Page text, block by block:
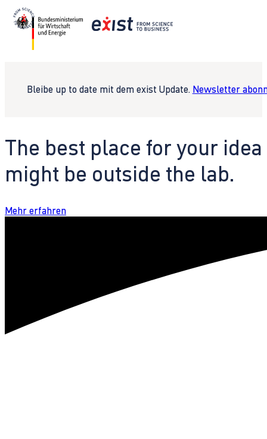
Bleibe up to date mit dem exist Update. Newsletter
The best place for your idea
might be outside the lab.
Mehr erfahren